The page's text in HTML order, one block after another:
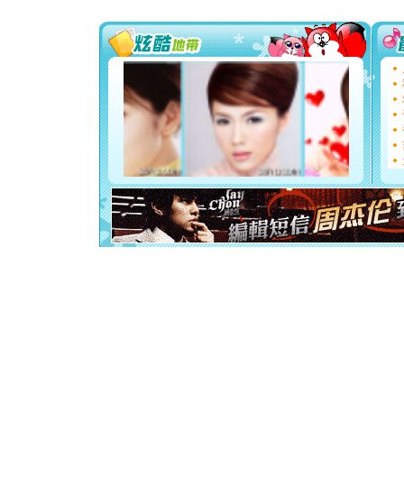
[圣诞节]
能正大光
都要快乐
[圣诞节]
如意,快
[元旦]
看
断电。
你是我
[元旦]
如
起；二
离。水
[元旦]当
泣，这痛
卖了。水
[春节]风
颜！冬去